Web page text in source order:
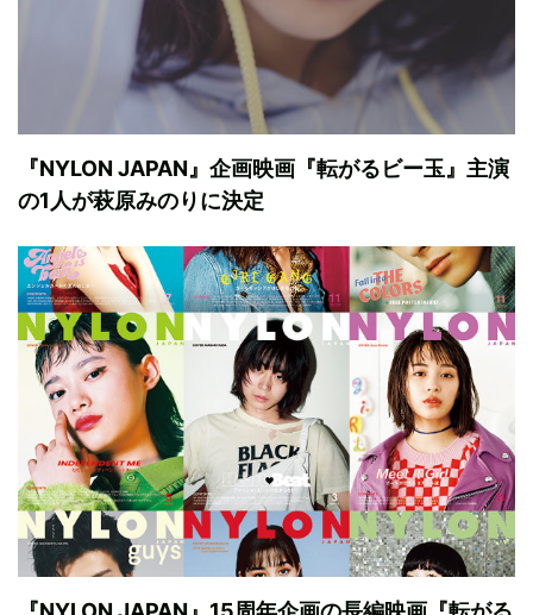
『NYLON JAPAN』企画映画『転がるビー玉』主演
の1人が萩原みのりに決定